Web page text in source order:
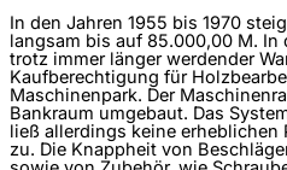
In den Jahren 1955 bis 1970
langsam bis auf 85.000,00 M. In
trotz immer länger werdender
Kaufberechtigung für
Maschinenpark. Der
Bankraum umgebaut. Das
ließ allerdings keine
zu. Die Knappheit von